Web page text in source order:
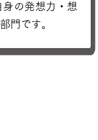
の発想力・想
門です。